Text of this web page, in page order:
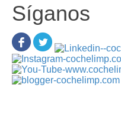
Síganos